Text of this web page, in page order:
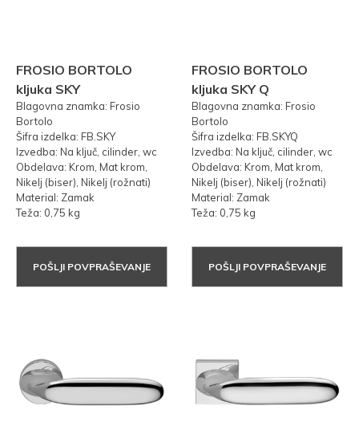
FROSIO BORTOLO
kljuka SKY
Blagovna znamka: Frosio
Bortolo
Šifra izdelka: FB.SKY
Izvedba: Na ključ, cilinder, wc
Obdelava: Krom, Mat krom,
Nikelj (biser), Nikelj (rožnati)
Material: Zamak
Teža: 0,75 kg
POŠLJI POVPRAŠEVANJE
FROSIO BORTOLO
kljuka SKY Q
Blagovna znamka: Frosio
Bortolo
Šifra izdelka: FB.SKYQ
Izvedba: Na ključ, cilinder, wc
Obdelava: Krom, Mat krom,
Nikelj (biser), Nikelj (rožnati)
Material: Zamak
Teža: 0,75 kg
POŠLJI POVPRAŠEVANJE